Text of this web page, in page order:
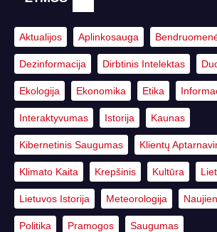
Aktualijos Aplinkosauga
Dezinformacija Dirbtinis Intelektas
Ekologija Ekonomika Etika
Interaktyvumas Istorija Kaunas
Kibernetinis Saugumas Klientų
Klimato Kaita Krepšinis Kultūra
Lietuvos Istorija Meteorologija
Politika Pramogos Saugumas